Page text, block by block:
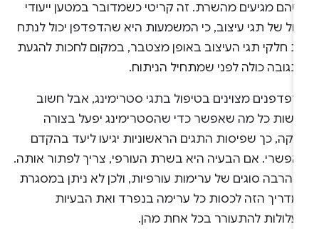
מגיעים מהשרת. זה קריטי כשמדובר במטען ייעודי
של תגי עיצוב, כי המשמעות היא שהדפדפן יכול לנתח
חלקי תגי העיצוב באופן מצטבר, במקום לחכות להגעת
כולה לפני שמתחיל הניתוח.
מצוינים בטיפול בתגי סטרימינג, אבל חשוב
כל מה שאפשר כדי שהסטרימינג יפעל בצורה
כך שפיסות התגים הראשוניות יגיעו ליעד בהקדם
אם הבעיה היא בשרת העורפי, צריך לפתור אותה.
הרבה סוגים של ערימות עורפיות, ולכן לא ניתן במסגרת
הזה לכסות כל ערימה בנפרד ואת הבעיות
להתעורר בכל אחת מהן.